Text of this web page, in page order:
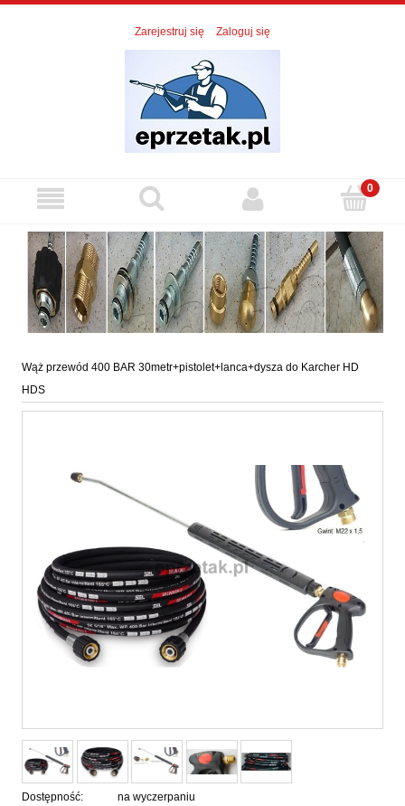
Zarejestruj się Zaloguj się
Wąż przewód 400 BAR 30metr+pistolet+lanca+dysza do Karcher HD
HDS
Dostępność:
na wyczerpaniu